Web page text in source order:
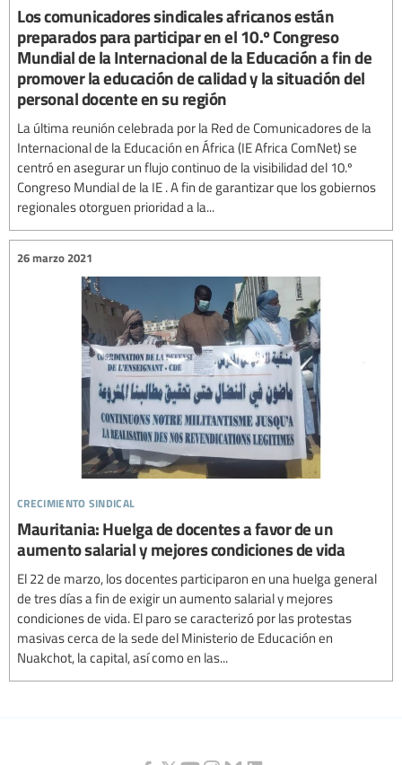
Los comunicadores sindicales africanos están
preparados para participar en el 10.º Congreso
Mundial de la Internacional de la Educación a fin de
promover la educación de calidad y la situación del
personal docente en su región
La última reunión celebrada por la Red de Comunicadores de la
Internacional de la Educación en África (IE Africa ComNet) se
centró en asegurar un flujo continuo de la visibilidad del 10.º
Congreso Mundial de la IE . A fin de garantizar que los gobiernos
regionales otorguen prioridad a la...
crecimiento sindical
26 marzo 2021
Mauritania: Huelga de docentes a favor de un
aumento salarial y mejores condiciones de vida
El 22 de marzo, los docentes participaron en una huelga general
de tres días a fin de exigir un aumento salarial y mejores
condiciones de vida. El paro se caracterizó por las protestas
masivas cerca de la sede del Ministerio de Educación en
Nuakchot, la capital, así como en las...